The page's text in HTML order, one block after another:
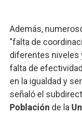
Además,
"falta de
diferentes niveles
falta de
en la igualdad y
señaló el
Población de la